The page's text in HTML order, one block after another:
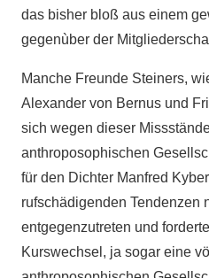
das bisher bloß aus einem
gegenùber der
Manche Freunde Steiners,
Alexander von Bernus und
sich wegen dieser
anthroposophischen
für den Dichter Manfred
rufschädigenden Tendenzen
entgegenzutreten und
Kurswechsel, ja sogar eine